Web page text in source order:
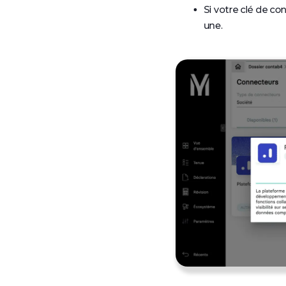
Si votre clé de
une.